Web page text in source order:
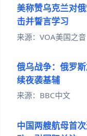
美称赞乌克兰对
击并誓言学习
来源：VOA美国之音
俄乌战争：俄罗
续夜袭基辅
来源：BBC中文
中国两艘航母首